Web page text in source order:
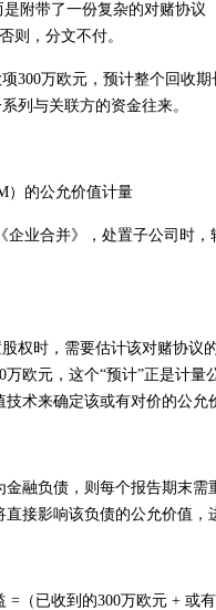
附带了一份复杂的对赌协
则，分文不付。
300万欧元，预计整个回收
列与关联方的资金往来。
）的公允价值计量
企业合并》，处置子公司时
权时，需要估计该对赌协
万欧元，这个“预计”正是计
术来确定该或有对价的公允
融负债，则每个报告期末
接影响该负债的公允价值，
=（已收到的300万欧元 + 或